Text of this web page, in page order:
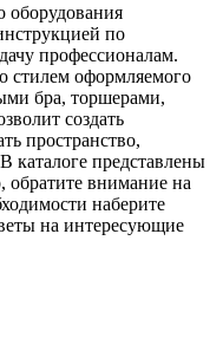
оборудования
по
профессионалам.
стилем оформляемого
бра, торшерами,
создать
пространство,
каталоге представлены
внимание на
наберите
на интересующие